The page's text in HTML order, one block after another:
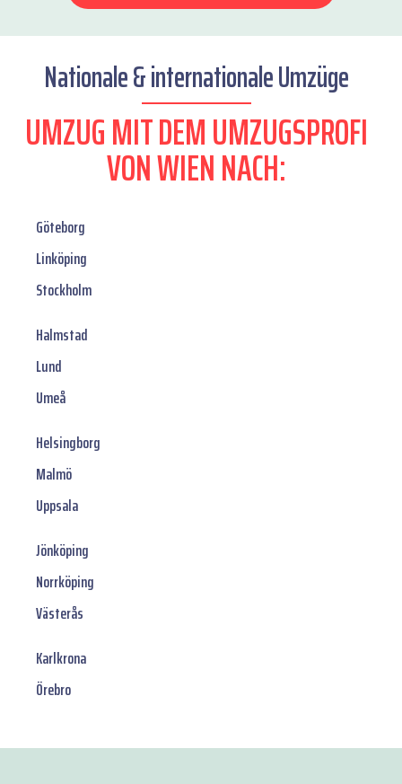
Nationale & internationale Umzüge
UMZUG MIT DEM UMZUGSPROFI
VON WIEN NACH:
Göteborg
Linköping
Stockholm
Halmstad
Lund
Umeå
Helsingborg
Malmö
Uppsala
Jönköping
Norrköping
Västerås
Karlkrona
Örebro